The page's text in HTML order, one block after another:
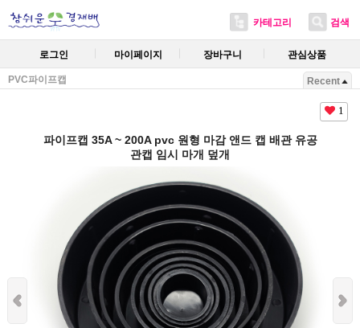
카테고리 검색
로그인 마이페이지 장바구니 관심상품
PVC파이프캡 Recent
1
파이프캡 35A ~ 200A pvc 원형 마감 앤드 캡 배관 유공
관캡 임시 마개 덮개